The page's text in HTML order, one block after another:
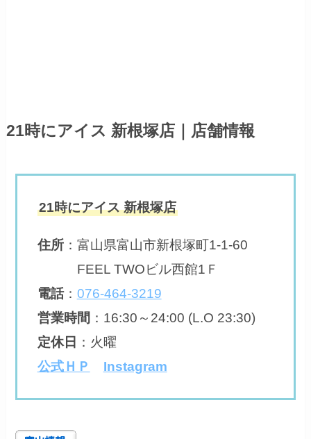
21時にアイス 新根塚店｜店舗情報
21時にアイス 新根塚店
住所： 富山県富山市新根塚町1-1-60
FEEL TWOビル西館1Ｆ
電話： 076-464-3219
営業時間 ： 16:30～24:00 (L.O 23:30)
定休日 ： 火曜
公式ＨＰ
Instagram